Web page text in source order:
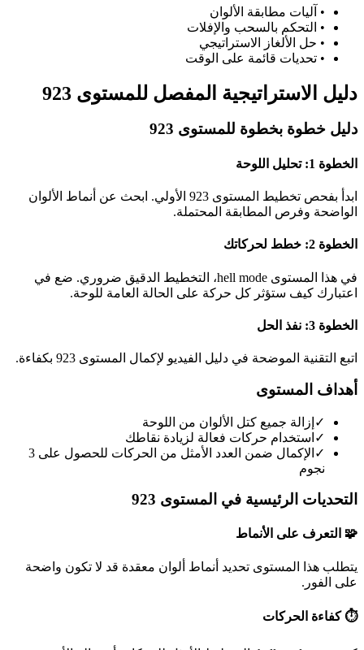
• آليات مطابقة الألوان
• التحكم بالسحب والإفلات
• حل الألغاز الاستراتيجي
• تحديات قائمة على الوقت
دليل الاستراتيجية المفصل للمستوى 923
دليل خطوة بخطوة للمستوى 923
الخطوة 1: تحليل اللوحة
ابدأ بفحص تخطيط المستوى 923 الأولي. ابحث عن أنماط الألوان
الواضحة وفرص المطابقة المحتملة.
الخطوة 2: خطط لحركاتك
في هذا المستوى hell mode، التخطيط الدقيق ضروري. ضع في
اعتبارك كيف ستؤثر كل حركة على الحالة العامة للوحة.
الخطوة 3: نفذ الحل
اتبع التقنية الموضحة في دليل الفيديو لإكمال المستوى 923 بكفاءة.
أهداف المستوى
✓ إزالة جميع كتل الألوان من اللوحة
✓ استخدام حركات فعالة لزيادة نقاطك
✓
الإكمال ضمن العدد الأمثل من الحركات للحصول على 3
نجوم
التحديات الرئيسية في المستوى 923
🧩 التعرف على الأنماط
يتطلب هذا المستوى تحديد أنماط ألوان معقدة قد لا تكون واضحة
على الفور.
⏱️ كفاءة الحركات